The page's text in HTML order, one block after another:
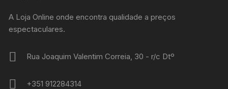
A Loja Online onde encontra qualidade a preços
espectaculares.
Rua Joaquim Valentim Correia, 30 - r/c Dtº
+351 912284314